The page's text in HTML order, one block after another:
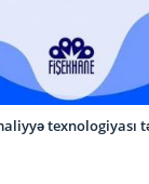
texnologiyası